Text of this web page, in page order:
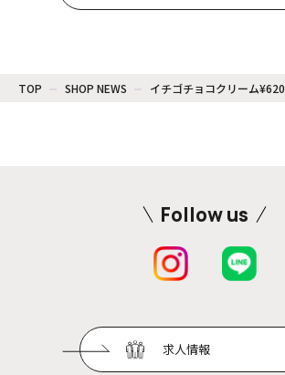
TOP SHOP NEWS イチゴチョコクリーム¥620
Follow us
求人情報